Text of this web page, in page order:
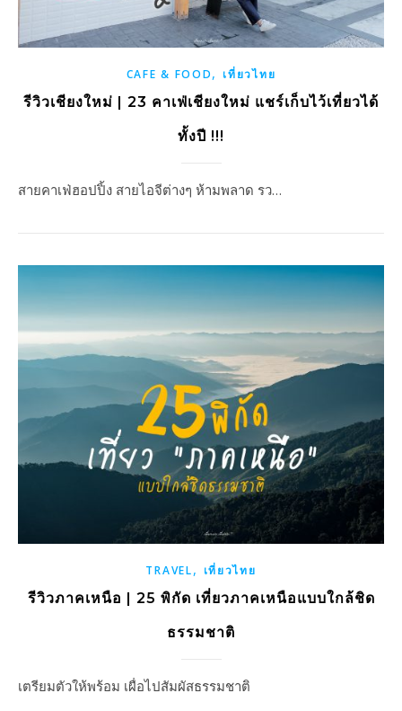
CAFE & FOOD, เที่ยวไทย
รีวิวเชียงใหม่ | 23 คาเฟ่เชียงใหม่ แชร์เก็บไว้เที่ยวได้
ทั้งปี !!!
สายคาเฟ่ฮอปปิ้ง สายไอจีต่างๆ ห้ามพลาด รว…
TRAVEL, เที่ยวไทย
รีวิวภาคเหนือ | 25 พิกัด เที่ยวภาคเหนือแบบใกล้ชิด
ธรรมชาติ
เตรียมตัวให้พร้อม เผื่อไปสัมผัสธรรมชาติ